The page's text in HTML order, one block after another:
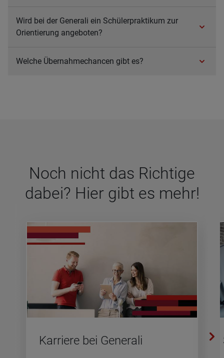
Wird bei der Gene­rali ein Schü­ler­prak­ti­kum zur
Ori­en­tie­rung ange­bo­ten?
Wel­che Über­nah­me­chan­cen gibt es?
Noch nicht das Rich­tige
dabei? Hier gibt es mehr!
Kar­rie­re bei Ge­ne­ra­li